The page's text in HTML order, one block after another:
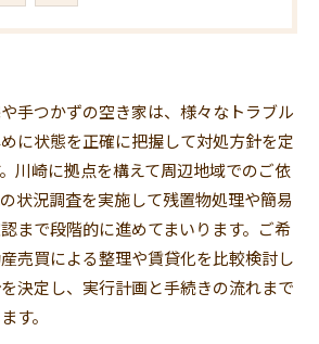
手つかずの空き家は、様々なトラブル
に状態を正確に把握して対処方針を定
川崎に拠点を構えて周辺地域でのご依
状況調査を実施して残置物処理や簡易
まで段階的に進めてまいります。ご希
売買による整理や賃貸化を比較検討し
決定し、実行計画と手続きの流れまで
す。